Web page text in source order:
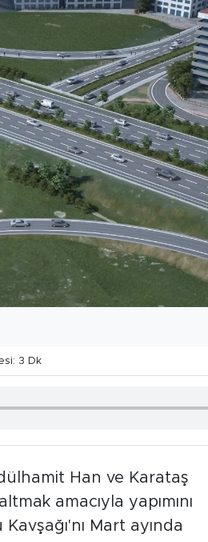
3 Dk
Han ve Karataş
amacıyla yapımını
Mart ayında